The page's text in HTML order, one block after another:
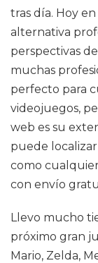
tras día. Hoy
alternativa
perspectivas
muchas
perfecto para
videojuegos,
web es su
puede
como
con envío
Llevo mucho
próximo gran
Mario, Zelda,